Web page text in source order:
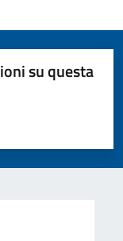
su questa